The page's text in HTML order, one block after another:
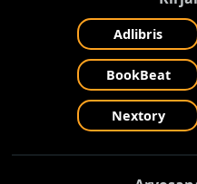
Adlibris
BookBeat
Nextory